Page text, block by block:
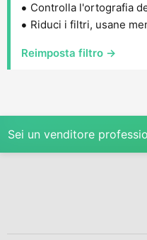
Controlla l'ortografia
Riduci i filtri, usane
Reimposta filtro →
Sei un venditore